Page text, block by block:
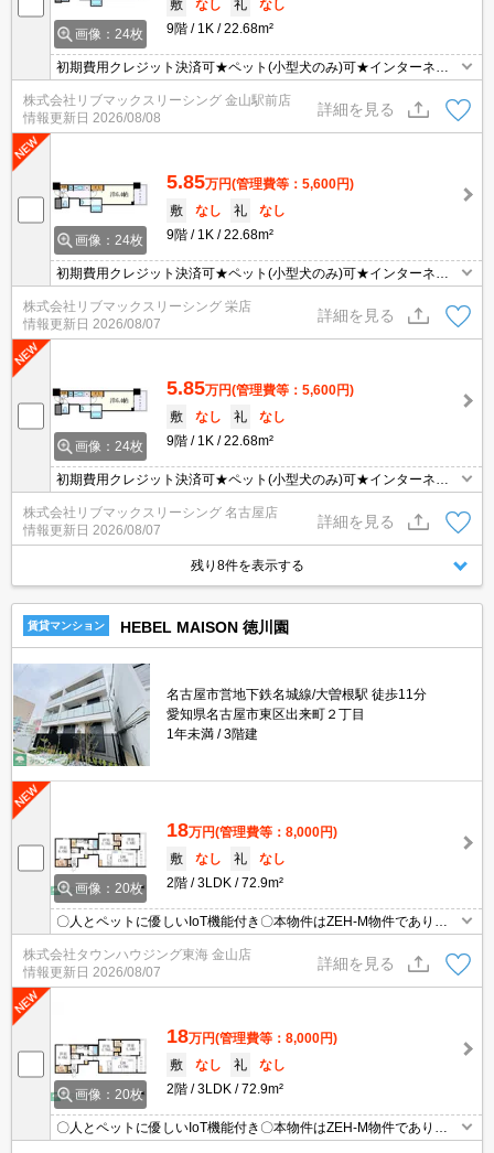
画像：24枚
敷 なし 礼
なし
9階
1K 22.68m²
初期費用クレジット決済可★ペット(小型犬のみ)可★インターネッ
な立地です！
株式会社リブマックスリーシング 金山駅前店
情報更新日 2026/08/08
詳細を見る
画像：24枚
5.85万円(管理費等：5,600円)
敷
なし 礼
なし
9階
1K 22.68m²
初期費用クレジット決済可★ペット(小型犬のみ)可★インターネッ
な立地です！
株式会社リブマックスリーシング 栄店
情報更新日 2026/08/07
詳細を見る
画像：24枚
5.85万円(管理費等：5,600円)
敷
なし 礼
なし
9階
1K 22.68m²
初期費用クレジット決済可★ペット(小型犬のみ)可★インターネッ
な立地です！
株式会社リブマックスリーシング 名古屋店
情報更新日 2026/08/07
詳細を見る
残り8件を表示する
賃貸マンション HEBEL MAISON 徳川園
名古屋市営地下鉄名城線/大曽根駅 徒歩11分
愛知県名古屋市東区出来町２丁目
1年未満
3階建
画像：20枚
18万円(管理費等：8,000円)
敷
なし 礼
なし
2階
3LDK 72.9m²
〇人とペットに優しいIoT機能付き〇本物件はZEH-M物件であり、
株式会社タウンハウジング東海 金山店
情報更新日 2026/08/07
詳細を見る
画像：20枚
18万円(管理費等：8,000円)
敷
なし 礼
なし
2階
3LDK 72.9m²
〇人とペットに優しいIoT機能付き〇本物件はZEH-M物件であり、